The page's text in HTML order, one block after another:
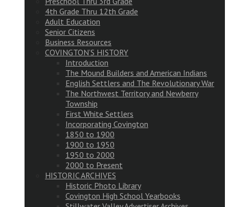
4th Grade Thru 12th Grade
Adult Education
Senior Citizens
Business Resources
COVINGTON’S HISTORY
Introduction
The Mound Builders and American Indians
English Settlers and The Revolutionary War
The Northwest Territory and Newberry
Township
First White Settlers
Incorporating Covington
1850 to 1900
1900 to 1950
1950 to 2000
2000 to Present
HISTORIC ARCHIVES
Historic Photo Library
Covington High School Yearbooks